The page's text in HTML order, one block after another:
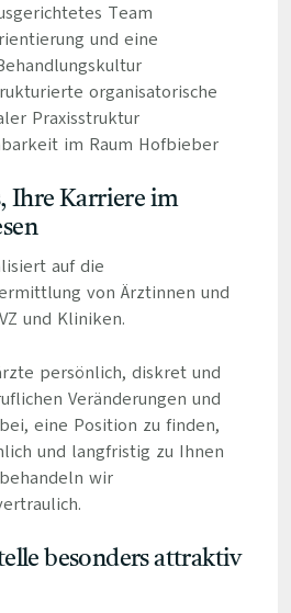
Team
und eine
organisatorische
Praxisstruktur
im Raum Hofbieber
Ihre Karriere im
auf die
von Ärztinnen und
und Kliniken.
persönlich, diskret und
Veränderungen und
eine Position zu finden,
und langfristig zu Ihnen
wir
besonders attraktiv